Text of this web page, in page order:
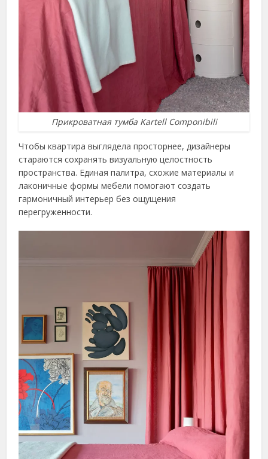
Прикроватная тумба Kartell Componibili
Чтобы квартира выглядела просторнее, дизайнеры
стараются сохранять визуальную целостность
пространства. Единая палитра, схожие материалы и
лаконичные формы мебели помогают создать
гармоничный интерьер без ощущения
перегруженности.